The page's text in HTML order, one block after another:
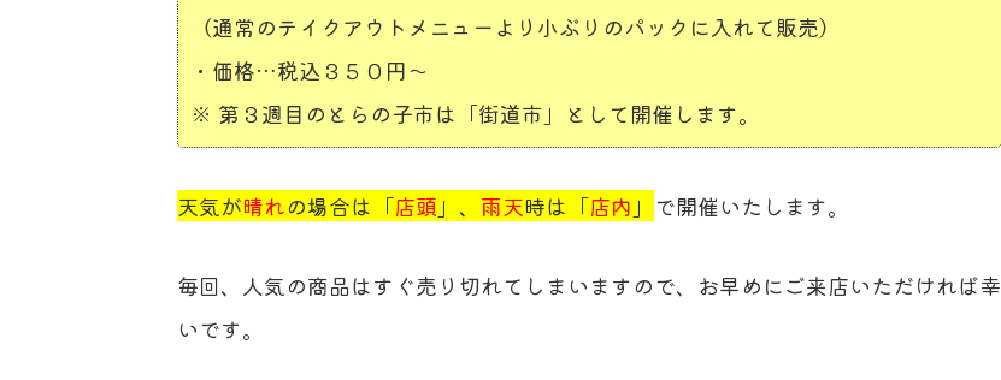
（通常のテイクアウトメニューより小ぶりのパックに入れて販売）
・価格…税込３５０円～
※ 第３週目のとらの子市は「街道市」として開催します。
天気が晴れの場合は「店頭 」、 雨天時は「店内 」 で開催いたします。
毎回、人気の商品はすぐ売り切れてしまいますので、お早めにご来店いただければ幸
いです。